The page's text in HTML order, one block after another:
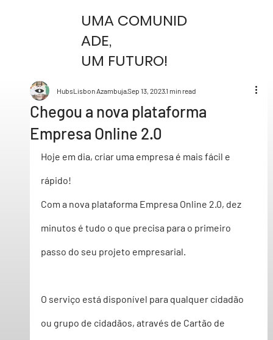
UMA COMUNID
ADE,
UM FUTURO!
Chegou a nova plataforma
Empresa Online 2.0
HubsLisbon AzambujaSep 13, 20231 min read
Hoje em dia, criar uma empresa é mais fácil e
rápido!
Com a nova plataforma Empresa Online 2.0, dez
minutos é tudo o que precisa para o primeiro
passo do seu projeto empresarial.
O serviço está disponível para qualquer cidadão
ou grupo de cidadãos, através de Cartão de